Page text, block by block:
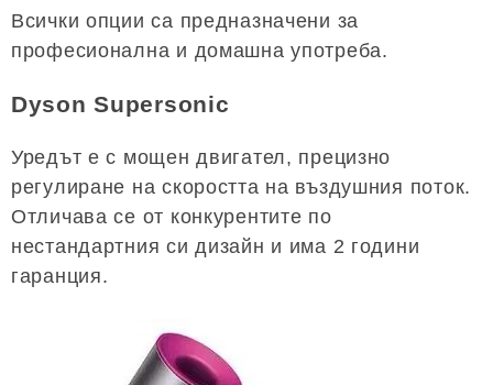
Всички опции са предназначени за
професионална и домашна употреба.
Dyson Supersonic
Уредът е с мощен двигател, прецизно
регулиране на скоростта на въздушния поток.
Отличава се от конкурентите по
нестандартния си дизайн и има 2 години
гаранция.